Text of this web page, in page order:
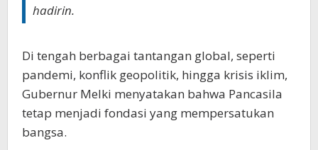
hadirin.
Di tengah berbagai tantangan global, seperti
pandemi, konflik geopolitik, hingga krisis iklim,
Gubernur Melki menyatakan bahwa Pancasila
tetap menjadi fondasi yang mempersatukan
bangsa.